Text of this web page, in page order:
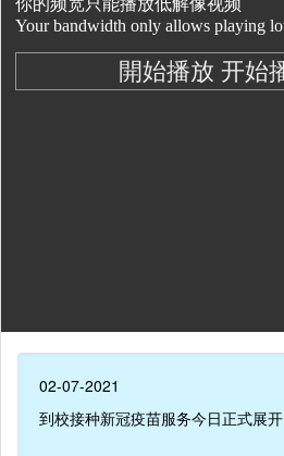
02-07-2021
到校接种新冠疫苗服务今日正式展开